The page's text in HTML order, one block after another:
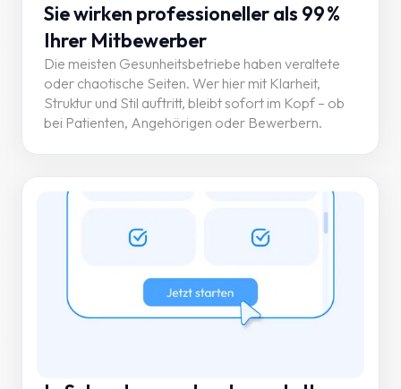
Sie wirken professioneller als 99 %
Ihrer Mitbewerber
Die meisten Gesunheitsbetriebe haben veraltete
oder chaotische Seiten. Wer hier mit Klarheit,
Struktur und Stil auftritt, bleibt sofort im Kopf – ob
bei Patienten, Angehörigen oder Bewerbern.